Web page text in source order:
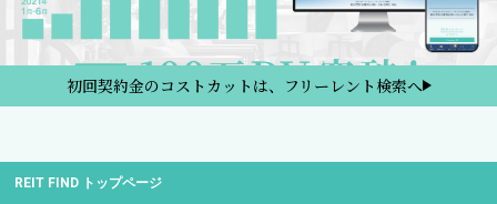
初回契約金のコストカットは、フリーレント検索へ
REIT FIND トップページ